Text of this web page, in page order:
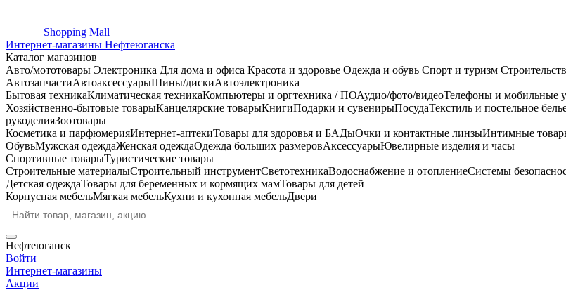
Shopping Mall
Интернет-магазины Нефтеюганска
Каталог магазинов
Авто/мототовары Электроника Для дома и офиса Красота и здоровье Одежда и обувь Спорт и туризм
АвтозапчастиАвтоаксессуарыШины/дискиАвтоэлектроника
Бытовая техникаКлиматическая техникаКомпьютеры и оргтехника / ПОАудио/фото/видеоТелефоны и мобильные
Хозяйственно-бытовые товарыКанцелярские товарыКнигиПодарки и сувенирыПосудаТекстиль и постельное
рукоделияЗоотовары
Косметика и парфюмерияИнтернет-аптекиТовары для здоровья и БАДыОчки и контактные линзыИнтимные
ОбувьМужская одеждаЖенская одеждаОдежда больших размеровАксессуарыЮвелирные изделия и часы
Спортивные товарыТуристические товары
Строительные материалыСтроительный инструментСветотехникаВодоснабжение и отоплениеСистемы
Детская одеждаТовары для беременных и кормящих мамТовары для детей
Корпусная мебельМягкая мебельКухни и кухонная мебельДвери
Нефтеюганск
Войти
Интернет-магазины
Акции